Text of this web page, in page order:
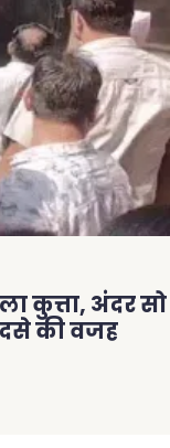
कुत्ता, अंदर सो
की वजह